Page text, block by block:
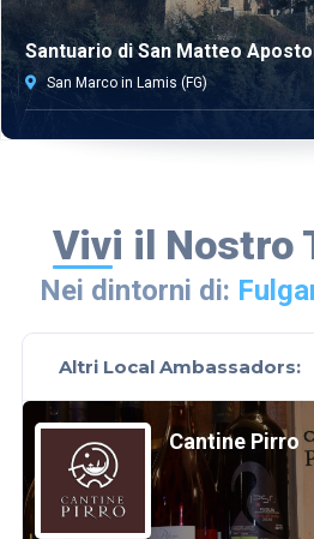
Santuario di San Matteo
San Marco in Lamis (FG)
Vivi il Nostro
Nei dintorni di:
Altri Local Ambassadors:
Cantine Pirro